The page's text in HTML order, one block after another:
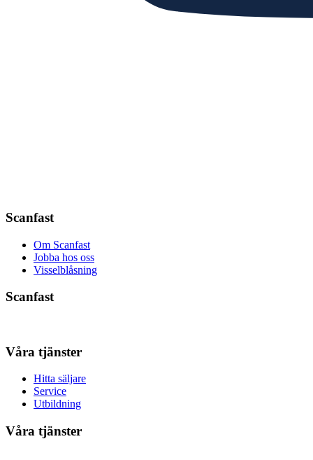
Scanfast
Om Scanfast
Jobba hos oss
Visselblåsning
Scanfast
Våra tjänster
Hitta säljare
Service
Utbildning
Våra tjänster